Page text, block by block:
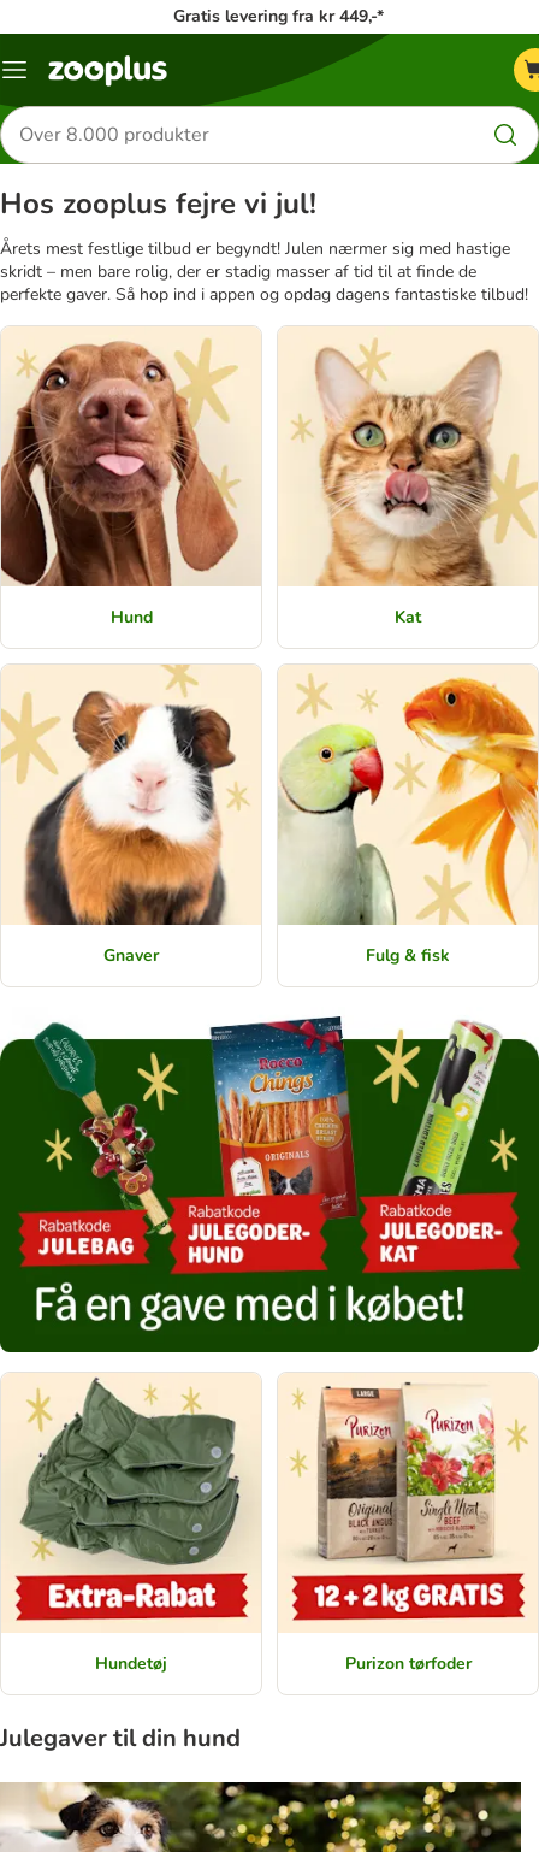
Gratis levering fra kr 449,-*
Menu
Søg
efter
produkter
Hos zooplus fejre vi jul!
Årets mest festlige tilbud er begyndt! Julen nærmer sig med hastige
skridt – men bare rolig, der er stadig masser af tid til at finde de
perfekte gaver. Så hop ind i appen og opdag dagens fantastiske tilbud!
Hund Kat
Gnaver Fulg & fisk
Hundetøj Purizon tørfoder
Julegaver til din hund